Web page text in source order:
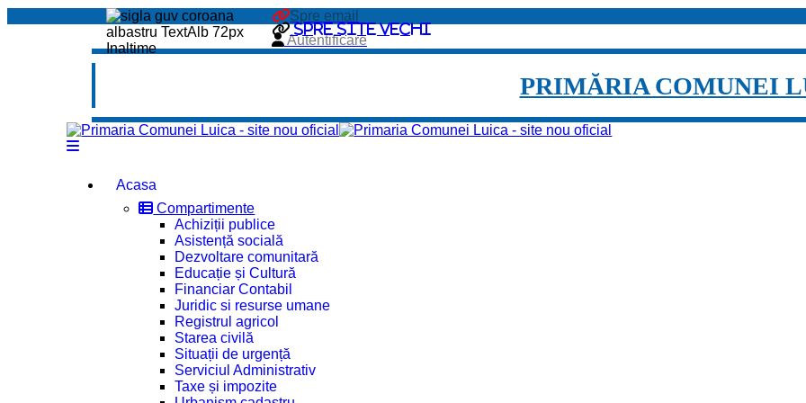
Spre site vechi
Spre email
Autentificare
PRIMĂRIA COMUNEI
Acasa
Compartimente
Achiziții publice
Asistență socială
Dezvoltare comunitară
Educație și Cultură
Financiar Contabil
Juridic si resurse umane
Registrul agricol
Starea civilă
Situații de urgență
Serviciul Administrativ
Taxe și impozite